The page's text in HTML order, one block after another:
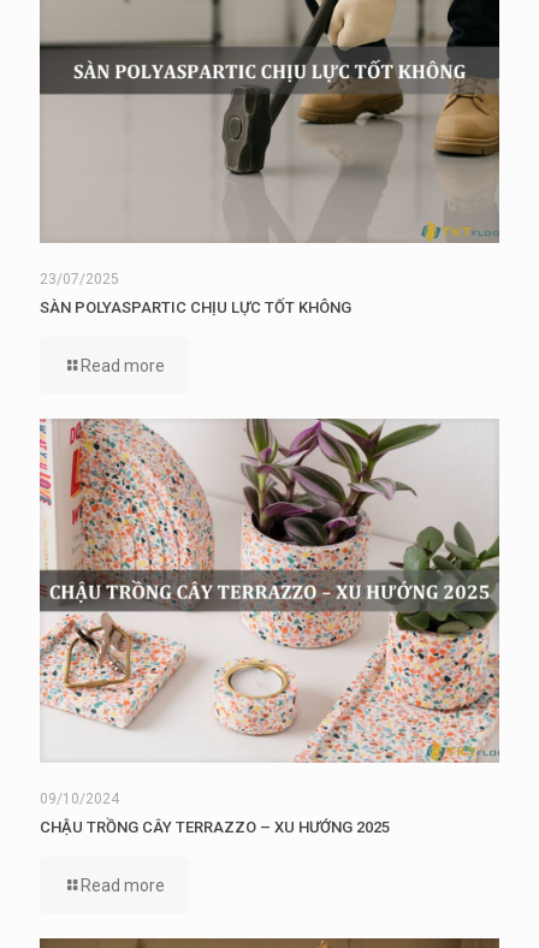
23/07/2025
SÀN POLYASPARTIC CHỊU LỰC TỐT KHÔNG
Read more
09/10/2024
CHẬU TRỒNG CÂY TERRAZZO – XU HƯỚNG 2025
Read more